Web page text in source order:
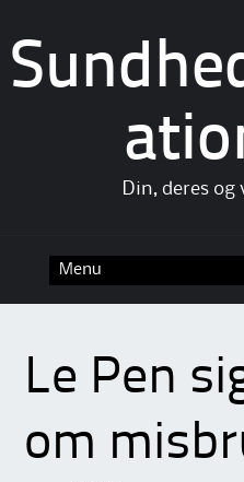
Din, deres og
Le Pen
om